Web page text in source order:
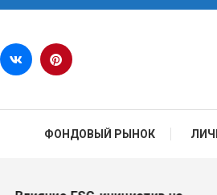
Перейти к содержимому
ФОНДОВЫЙ РЫНОК